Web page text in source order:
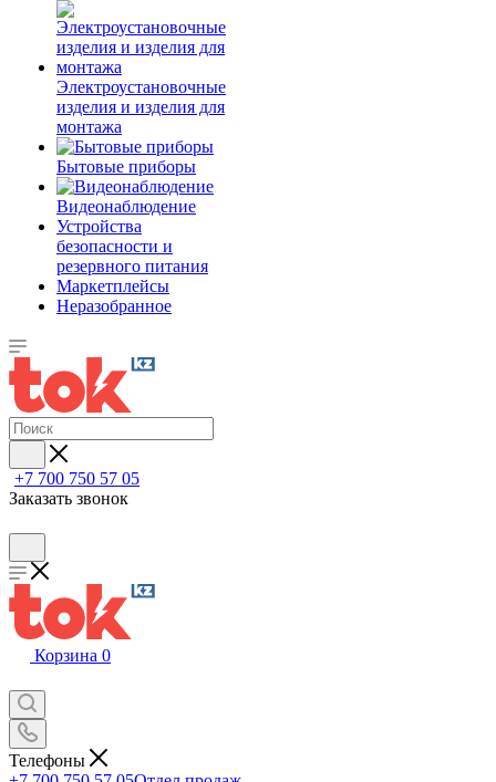
Электроустановочные
изделия и изделия для
монтажа
Бытовые приборы
Видеонаблюдение
Устройства
безопасности и
резервного питания
Маркетплейсы
Неразобранное
+7 700 750 57 05
Заказать звонок
Корзина 0
Телефоны